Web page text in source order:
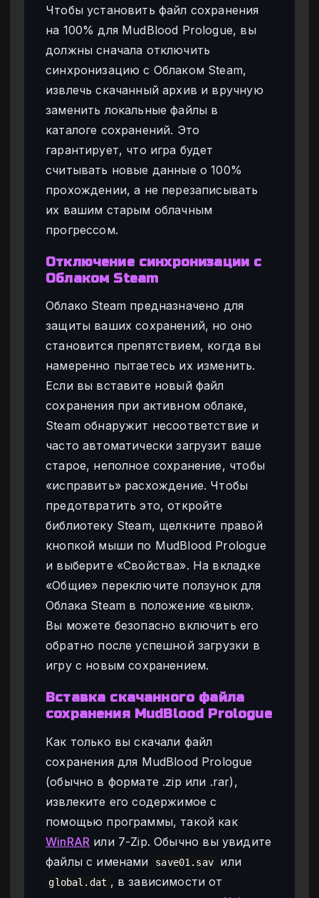
Чтобы установить файл сохранения
на 100% для MudBlood Prologue, вы
должны сначала отключить
синхронизацию с Облаком Steam,
извлечь скачанный архив и вручную
заменить локальные файлы в
каталоге сохранений. Это
гарантирует, что игра будет
считывать новые данные о 100%
прохождении, а не перезаписывать
их вашим старым облачным
прогрессом.
Отключение синхронизации с
Облаком Steam
Облако Steam предназначено для
защиты ваших сохранений, но оно
становится препятствием, когда вы
намеренно пытаетесь их изменить.
Если вы вставите новый файл
сохранения при активном облаке,
Steam обнаружит несоответствие и
часто автоматически загрузит ваше
старое, неполное сохранение, чтобы
«исправить» расхождение. Чтобы
предотвратить это, откройте
библиотеку Steam, щелкните правой
кнопкой мыши по MudBlood Prologue
и выберите «Свойства». На вкладке
«Общие» переключите ползунок для
Облака Steam в положение «выкл».
Вы можете безопасно включить его
обратно после успешной загрузки в
игру с новым сохранением.
Вставка скачанного файла
сохранения MudBlood Prologue
Как только вы скачали файл
сохранения для MudBlood Prologue
(обычно в формате .zip или .rar),
извлеките его содержимое с
помощью программы, такой как
WinRAR или 7-Zip. Обычно вы увидите
файлы с именами
save01.sav или
global.dat , в зависимости от